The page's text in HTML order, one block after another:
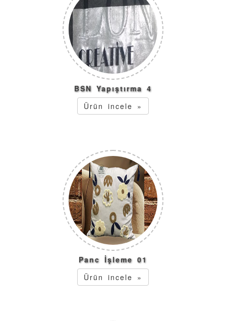
BSN Yapıştırma 4
Ürün incele »
Panc İşleme 01
Ürün incele »